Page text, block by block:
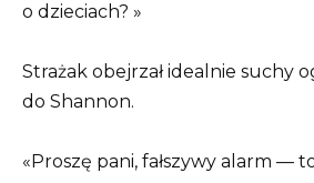
o dzieciach? »
Strażak obejrzał idealnie suchy
do Shannon.
«Proszę pani, fałszywy alarm —